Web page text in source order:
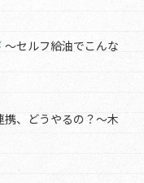
～セルフ給油でこんな
携、どうやるの？～木